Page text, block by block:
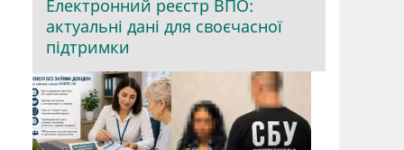
Електронний реєстр ВПО:
актуальні дані для своєчасної
підтримки